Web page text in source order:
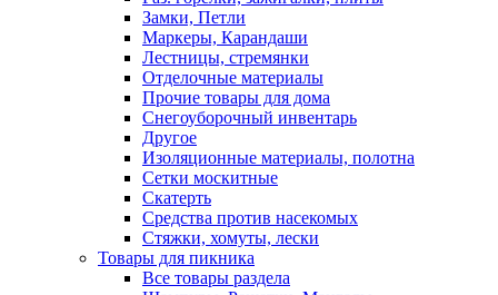
Замки, Петли
Маркеры, Карандаши
Лестницы, стремянки
Отделочные материалы
Прочие товары для дома
Снегоуборочный инвентарь
Другое
Изоляционные материалы, полотна
Сетки москитные
Скатерть
Средства против насекомых
Стяжки, хомуты, лески
Товары для пикника
Все товары раздела